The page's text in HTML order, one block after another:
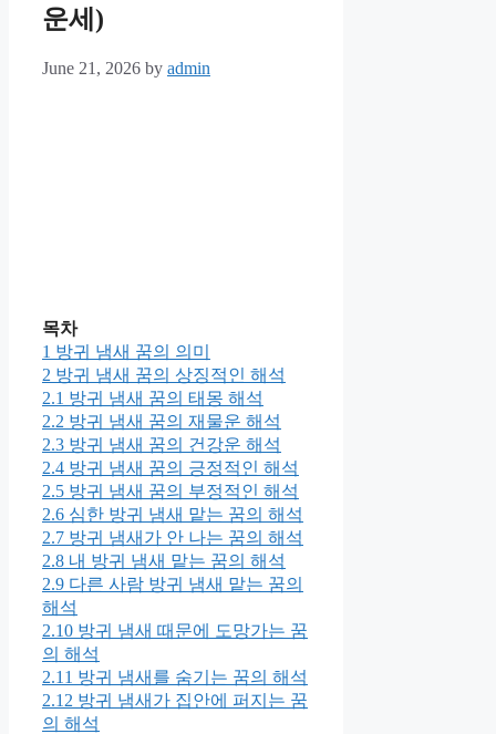
운세)
June 21, 2026 by admin
목차
1 방귀 냄새 꿈의 의미
2 방귀 냄새 꿈의 상징적인 해석
2.1 방귀 냄새 꿈의 태몽 해석
2.2 방귀 냄새 꿈의 재물운 해석
2.3 방귀 냄새 꿈의 건강운 해석
2.4 방귀 냄새 꿈의 긍정적인 해석
2.5 방귀 냄새 꿈의 부정적인 해석
2.6 심한 방귀 냄새 맡는 꿈의 해석
2.7 방귀 냄새가 안 나는 꿈의 해석
2.8 내 방귀 냄새 맡는 꿈의 해석
2.9 다른 사람 방귀 냄새 맡는 꿈의
해석
2.10 방귀 냄새 때문에 도망가는 꿈
의 해석
2.11 방귀 냄새를 숨기는 꿈의 해석
2.12 방귀 냄새가 집안에 퍼지는 꿈
의 해석